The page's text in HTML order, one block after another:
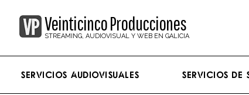
Veinticinco Producciones
STREAMING, AUDIOVISUAL Y WEB EN GALICIA
Servicios Audiovisuales Servicios de